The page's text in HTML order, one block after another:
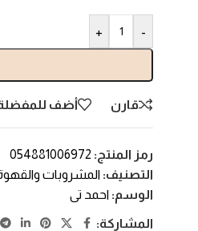
-
+
قارن أضف
رمز المنتج: 054881006972
التصنيف: المشروبات
الوسم: احمد تى
المشاركة: